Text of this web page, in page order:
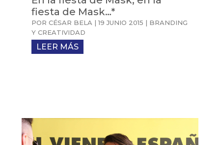
fiesta de Mask…*
POR CÉSAR BELA|19 JUNIO 2015 | BRANDING
Y CREATIVIDAD
LEER MÁS